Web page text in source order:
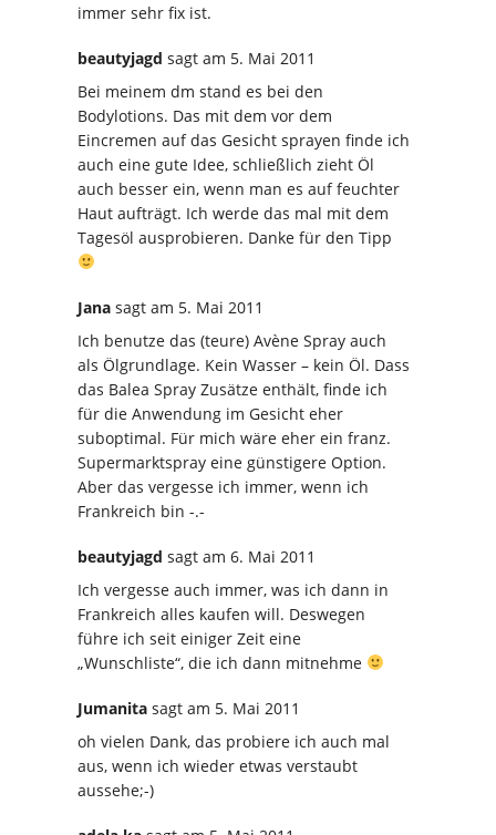
immer sehr fix ist.
beautyjagd sagt am 5. Mai 2011
Bei meinem dm stand es bei den
Bodylotions. Das mit dem vor dem
Eincremen auf das Gesicht sprayen finde ich
auch eine gute Idee, schließlich zieht Öl
auch besser ein, wenn man es auf feuchter
Haut aufträgt. Ich werde das mal mit dem
Tagesöl ausprobieren. Danke für den Tipp
Jana sagt am 5. Mai 2011
Ich benutze das (teure) Avène Spray auch
als Ölgrundlage. Kein Wasser – kein Öl. Dass
das Balea Spray Zusätze enthält, finde ich
für die Anwendung im Gesicht eher
suboptimal. Für mich wäre eher ein franz.
Supermarktspray eine günstigere Option.
Aber das vergesse ich immer, wenn ich
Frankreich bin -.-
beautyjagd sagt am 6. Mai 2011
Ich vergesse auch immer, was ich dann in
Frankreich alles kaufen will. Deswegen
führe ich seit einiger Zeit eine
„Wunschliste“, die ich dann mitnehme
Jumanita sagt am 5. Mai 2011
oh vielen Dank, das probiere ich auch mal
aus, wenn ich wieder etwas verstaubt
aussehe;-)